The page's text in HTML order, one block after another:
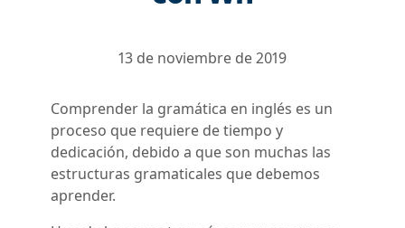
13 de noviembre de 2019
Comprender la gramática en inglés es un
proceso que requiere de tiempo y
dedicación, debido a que son muchas las
estructuras gramaticales que debemos
aprender.